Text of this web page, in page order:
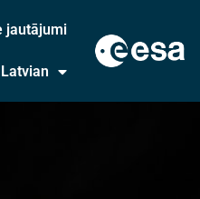
jautājumi
Latvian